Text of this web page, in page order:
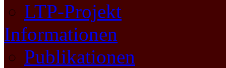
LTP-Projekt
Informationen
Publikationen